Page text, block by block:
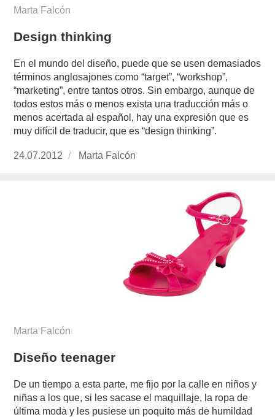
Marta Falcón
Design thinking
En el mundo del diseño, puede que se usen demasiados
términos anglosajones como “target”, “workshop”,
“marketing”, entre tantos otros. Sin embargo, aunque de
todos estos más o menos exista una traducción más o
menos acertada al español, hay una expresión que es
muy difícil de traducir, que es “design thinking”.
Publicado
24.07.2012 https://www.experimenta.es/author/
Marta Falcón
Marta Falcón
Diseño teenager
De un tiempo a esta parte, me fijo por la calle en niños y
niñas a los que, si les sacase el maquillaje, la ropa de
última moda y les pusiese un poquito más de humildad